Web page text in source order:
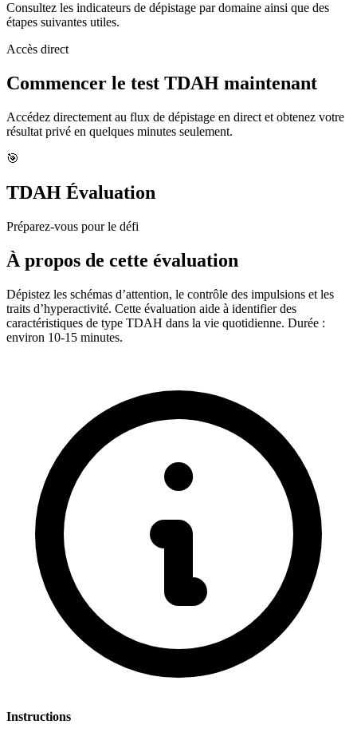
Consultez les indicateurs de dépistage par domaine ainsi que des
étapes suivantes utiles.
Accès direct
Commencer le test TDAH maintenant
Accédez directement au flux de dépistage en direct et obtenez votre
résultat privé en quelques minutes seulement.
🎯
TDAH Évaluation
Préparez-vous pour le défi
À propos de cette évaluation
Dépistez les schémas d’attention, le contrôle des impulsions et les
traits d’hyperactivité. Cette évaluation aide à identifier des
caractéristiques de type TDAH dans la vie quotidienne. Durée :
environ 10-15 minutes.
Instructions